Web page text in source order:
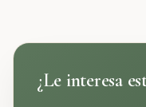
¿Le interesa